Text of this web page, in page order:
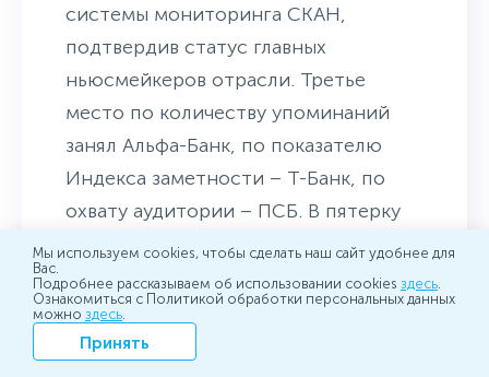
системы мониторинга СКАН,
подтвердив статус главных
ньюсмейкеров отрасли. Третье
место по количеству упоминаний
занял Альфа-Банк, по показателю
Индекса заметности – Т-Банк, по
охвату аудитории – ПСБ. В пятерку
лидеров также вошли
Россельхозбанк и Вайлдберриз Банк.
Апрель 2026
Мы используем cookies, чтобы сделать наш сайт удобнее для
Вас.
Подробнее рассказываем об использовании cookies здесь.
Ознакомиться с Политикой обработки персональных данных
можно здесь.
Принять